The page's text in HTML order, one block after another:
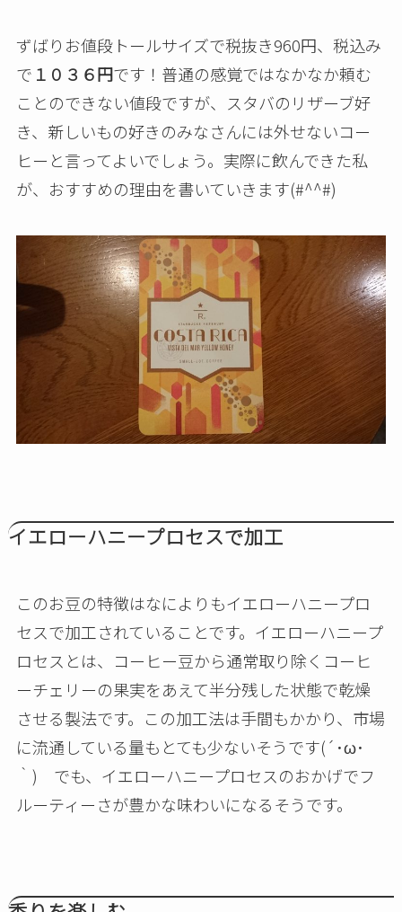
ずばりお値段トールサイズで税抜き960円、税込み
で １０３６円です！普通の感覚ではなかなか頼む
ことのできない値段ですが、スタバのリザーブ好
き、新しいもの好きのみなさんには外せないコー
ヒーと言ってよいでしょう。実際に飲んできた私
が、おすすめの理由を書いていきます(#^^#)
イエローハニープロセスで加工
このお豆の特徴はなによりもイエローハニープロ
セスで加工されていることです。イエローハニープ
ロセスとは、コーヒー豆から通常取り除くコーヒ
ーチェリーの果実をあえて半分残した状態で乾燥
させる製法です。この加工法は手間もかかり、市場
に流通している量もとても少ないそうです(´･ω･
｀) でも、イエローハニープロセスのおかげでフ
ルーティーさが豊かな味わいになるそうです。